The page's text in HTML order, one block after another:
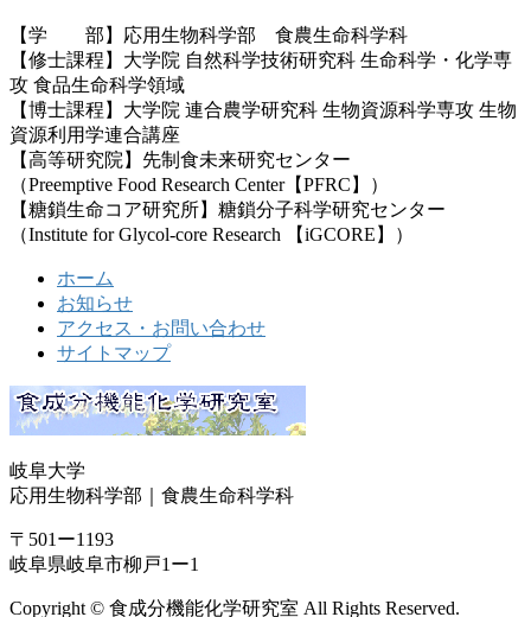
【学 部】応用生物科学部 食農生命科学科
【修士課程】大学院 自然科学技術研究科 生命科学・化学専
攻 食品生命科学領域
【博士課程】大学院 連合農学研究科 生物資源科学専攻 生物
資源利用学連合講座
【高等研究院】先制食未来研究センター
（Preemptive Food Research Center【PFRC】）
【糖鎖生命コア研究所】糖鎖分子科学研究センター
（Institute for Glycol-core Research 【iGCORE】）
ホーム
お知らせ
アクセス・お問い合わせ
サイトマップ
岐阜大学
応用生物科学部｜食農生命科学科
〒501ー1193
岐阜県岐阜市柳戸1ー1
Copyright © 食成分機能化学研究室 All Rights Reserved.